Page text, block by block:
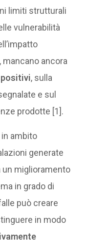
limiti strutturali
vulnerabilità
ancora
, sulla
e sul
prodotte [1].
ambito
generate
un miglioramento
in grado di
può creare
in modo